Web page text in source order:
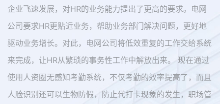
企业飞速发展，对HR的业务能力提出了更高的要求。电网
公司要求HR更贴近业务，帮助业务部门解决问题，更好地
驱动业务增长。对此，电网公司将低效重复的工作交给系统
来完成，让HR从繁琐的事务性工作中解放出来。 现在通过
使用人资圈无感知考勤系统，不仅考勤的效率提高了，而且
人脸识别还可以生物防假，防止代打卡现象的发生，职场管